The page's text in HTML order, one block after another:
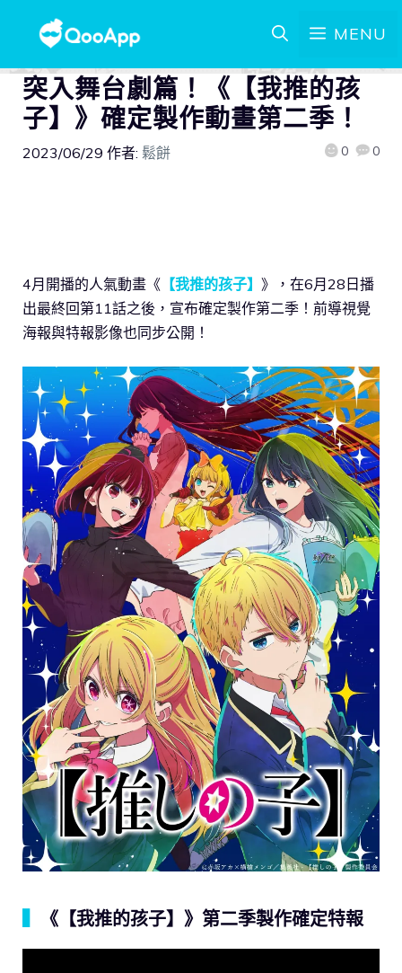
MENU
突入舞台劇篇！《【我推的孩
子】》確定製作動畫第二季！
2023/06/29 作者: 鬆餅 0 0
4月開播的人氣動畫《 【我推的孩子】 》，在6月28日播
出最終回第11話之後，宣布確定製作第二季！前導視覺
海報與特報影像也同步公開！
《【我推的孩子】》第二季製作確定特報